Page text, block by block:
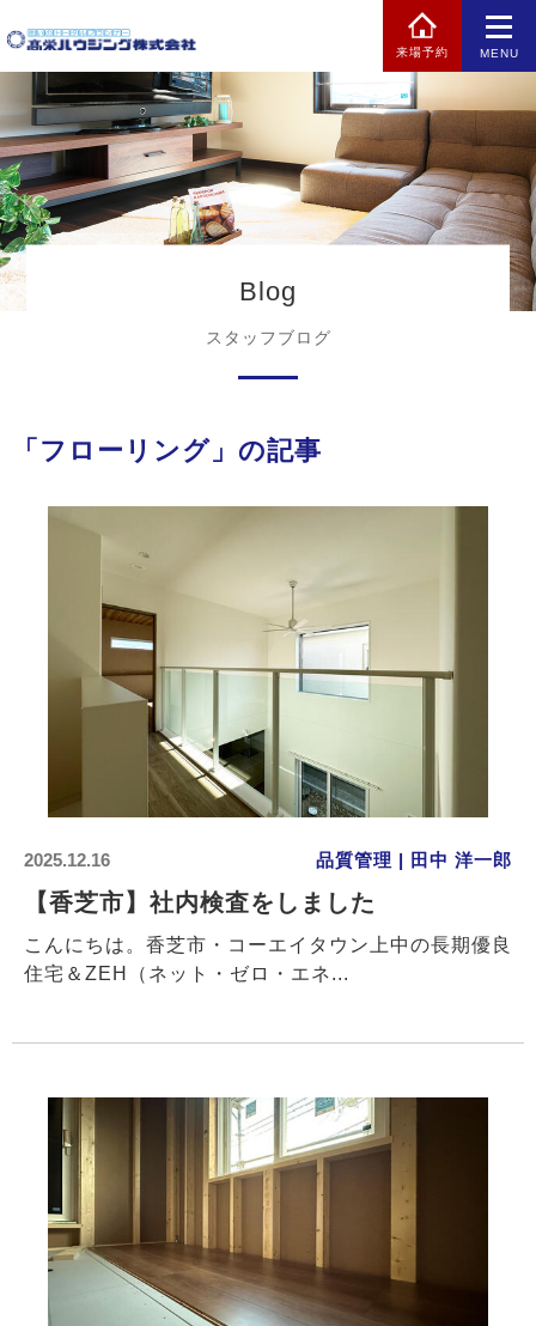
来場予約 MENU
Blog
スタッフブログ
「フローリング」の記事
2025.12.16 品質管理 | 田中 洋一郎
【香芝市】社内検査をしました
こんにちは。香芝市・コーエイタウン上中の長期優良
住宅＆ZEH（ネット・ゼロ・エネ...